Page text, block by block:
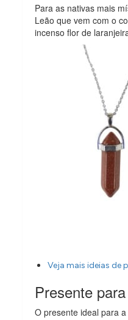
Para as nativas mais
Leão que vem com o
incenso flor de
Veja mais ideias de
Presente
O presente ideal para